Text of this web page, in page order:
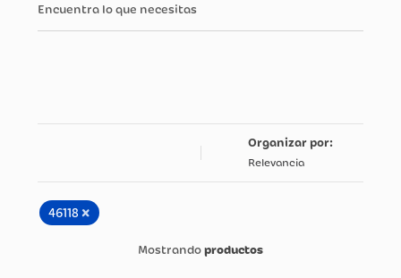
Encuentra lo que necesitas
Relevancia
46118 ×
productos